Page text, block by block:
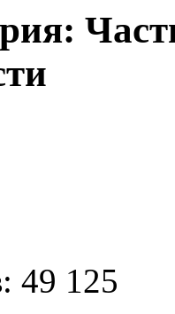
49 125